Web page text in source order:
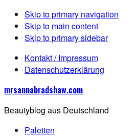
Skip to primary navigation
Skip to main content
Skip to primary sidebar
Kontakt / Impressum
Datenschutzerklärung
mrsannabradshaw.com
Beautyblog aus Deutschland
Paletten